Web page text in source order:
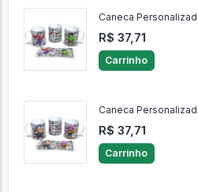
Caneca
R$ 37,71
Carrinho
Caneca
R$ 37,71
Carrinho